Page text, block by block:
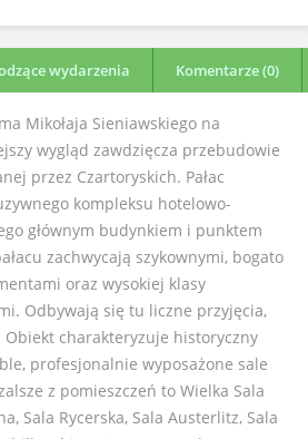
wydarzenia Komentarze (0)
Mikołaja Sieniawskiego na
wygląd zawdzięcza przebudowie
przez Czartoryskich. Pałac
kompleksu hotelowo-
głównym budynkiem i punktem
zachwycają szykownymi, bogato
oraz wysokiej klasy
Odbywają się tu liczne przyjęcia,
charakteryzuje historyczny
profesjonalnie wyposażone sale
z pomieszczeń to Wielka Sala
Sala Rycerska, Sala Austerlitz, Sala